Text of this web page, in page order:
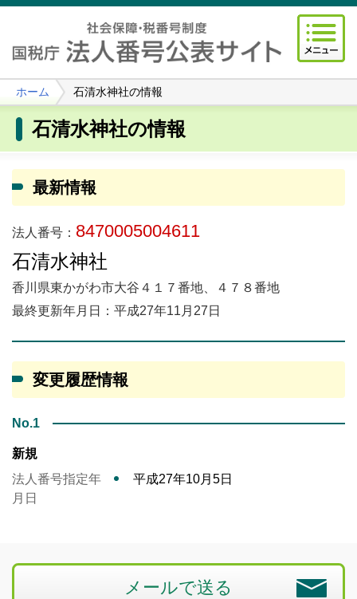
ホーム 石清水神社の情報
石清水神社の情報
最新情報
法人番号： 8470005004611
石清水神社
香川県東かがわ市大谷４１７番地、４７８番地
最終更新年月日：平成27年11月27日
変更履歴情報
No.1
新規
法人番号指定年
月日
平成27年10月5日
メールで送る